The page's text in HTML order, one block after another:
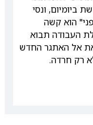
ביומיום, ונסי
הוא קשה
העבודה תבוא
אל האתגר החדש
רק חרדה.